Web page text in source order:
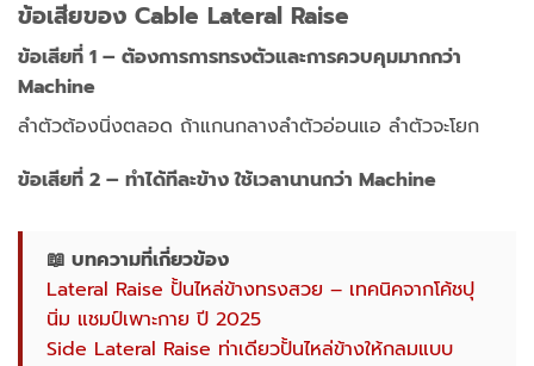
ข้อเสียของ Cable Lateral Raise
ข้อเสียที่ 1 – ต้องการการทรงตัวและการควบคุมมากกว่า
Machine
ลำตัวต้องนิ่งตลอด ถ้าแกนกลางลำตัวอ่อนแอ ลำตัวจะโยก
ข้อเสียที่ 2 – ทำได้ทีละข้าง ใช้เวลานานกว่า Machine
📖 บทความที่เกี่ยวข้อง
Lateral Raise ปั้นไหล่ข้างทรงสวย – เทคนิคจากโค้ชปุ
นิ่ม แชมป์เพาะกาย ปี 2025
Side Lateral Raise ท่าเดียวปั้นไหล่ข้างให้กลมแบบ